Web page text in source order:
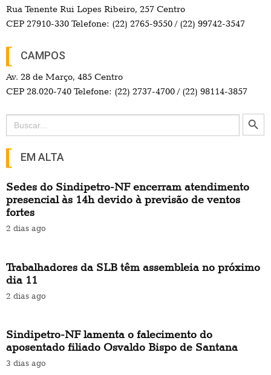
Rua Tenente Rui Lopes Ribeiro, 257 Centro
CEP 27910-330 Telefone: (22) 2765-9550 / (22) 99742-3547
CAMPOS
Av. 28 de Março, 485 Centro
CEP 28.020-740 Telefone: (22) 2737-4700 / (22) 98114-3857
Search
for:
Search Button
EM ALTA
Sedes do Sindipetro-NF encerram atendimento
presencial às 14h devido à previsão de ventos
fortes
2 dias ago
Trabalhadores da SLB têm assembleia no próximo
dia 11
2 dias ago
Sindipetro-NF lamenta o falecimento do
aposentado filiado Osvaldo Bispo de Santana
3 dias ago